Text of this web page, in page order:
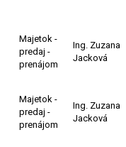
Majetok -
predaj -
prenájom
Ing. Zuzana
Jacková
Majetok -
predaj -
prenájom
Ing. Zuzana
Jacková